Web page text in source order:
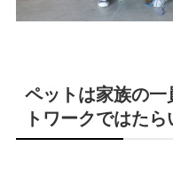
ペットは家族の一
トワークではた